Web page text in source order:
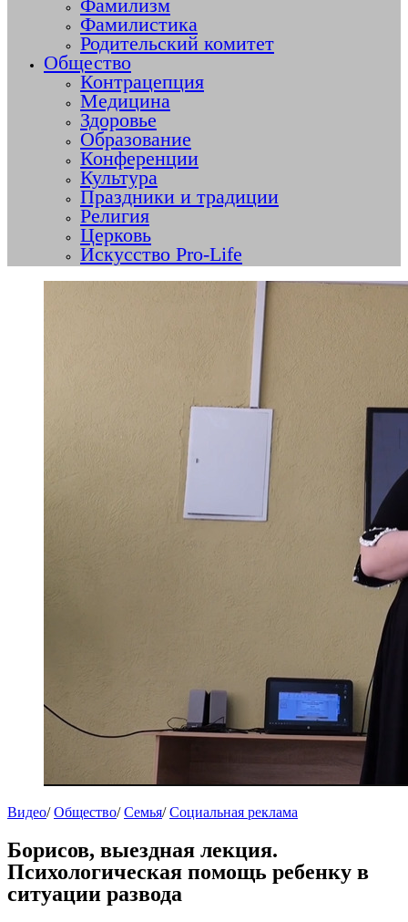
Фамилизм
Фамилистика
Родительский комитет
Общество
Контрацепция
Медицина
Здоровье
Образование
Конференции
Культура
Праздники и традиции
Религия
Церковь
Искусство Pro-Life
Видео/Общество/Семья/Социальная реклама
Борисов, выездная лекция.
Психологическая помощь ребенку в
ситуации развода